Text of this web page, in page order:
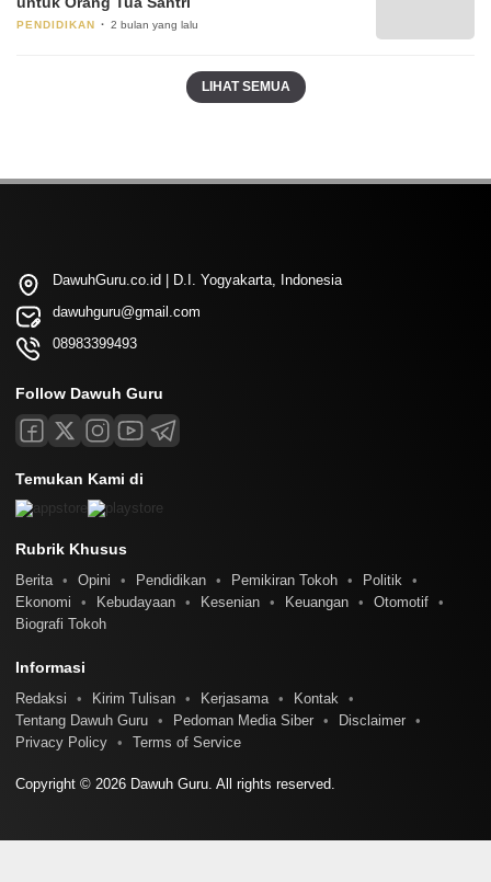
PENDIDIKAN 2 bulan yang lalu
LIHAT SEMUA
DawuhGuru.co.id | D.I. Yogyakarta, Indonesia
dawuhguru@gmail.com
08983399493
Follow Dawuh Guru
Temukan Kami di
Rubrik Khusus
Berita Opini Pendidikan Pemikiran Tokoh
Politik
Ekonomi
Kebudayaan Kesenian Keuangan
Otomotif
Biografi Tokoh
Informasi
Redaksi Kirim Tulisan Kerjasama
Kontak
Tentang Dawuh Guru
Pedoman Media Siber
Disclaimer
Privacy Policy
Terms of Service
Copyright © 2026 Dawuh Guru. All rights reserved.